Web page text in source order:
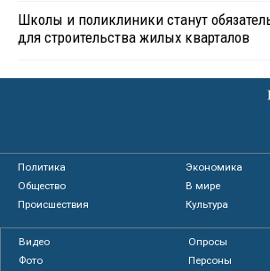
Школы и поликлиники станут
для строительства жилых кварталов
Политика
Экономика
Общество
В мире
Происшествия
Культура
Видео
Опросы
Фото
Персоны